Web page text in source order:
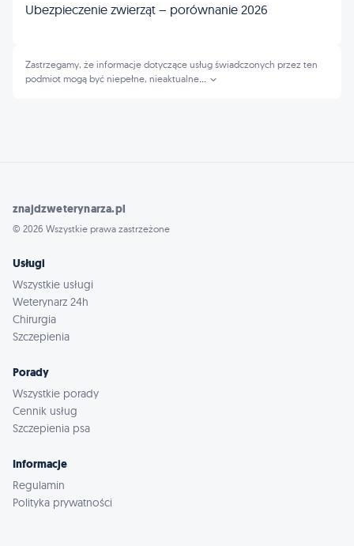
Ubezpieczenie zwierząt – porównanie 2026
Zastrzegamy, że informacje dotyczące usług świadczonych przez ten
podmiot mogą być niepełne, nieaktualne
znajdzweterynarza.pl
© 2026 Wszystkie prawa zastrzeżone
Usługi
Wszystkie usługi
Weterynarz 24h
Chirurgia
Szczepienia
Porady
Wszystkie porady
Cennik usług
Szczepienia psa
Informacje
Regulamin
Polityka prywatności